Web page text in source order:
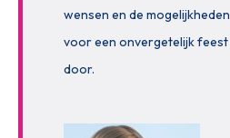
wensen en de mogelijkheden
voor een onvergetelijk feest
door.